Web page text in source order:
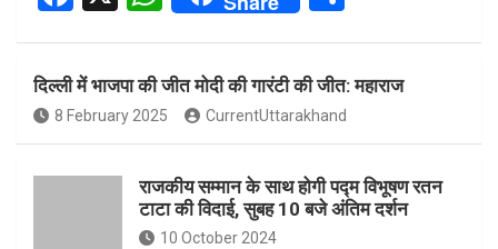
ce
b
o
o
at
s
A
p
p
e
दिल्ली में भाजपा की जीत मोदी की गारंटी की जीत: महाराज
8 February 2025 CurrentUttarakhand
राजकीय सम्मान के साथ होगी पद्म विभूषण रतन
टाटा की विदाई, सुबह 10 बजे अंतिम दर्शन
10 October 2024